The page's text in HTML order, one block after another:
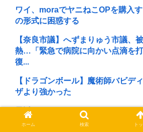
ワイ、moraでヤニねこOPを購入
の形式に困惑する
【奈良市議】へずまりゅう市議、
熱…「緊急で病院に向かい点滴を
復...
【ドラゴンボール】魔術師バビデ
ザより強かった
最近のJKってマジですぐヤレるな
ゃないの
ホーム 検索 ト